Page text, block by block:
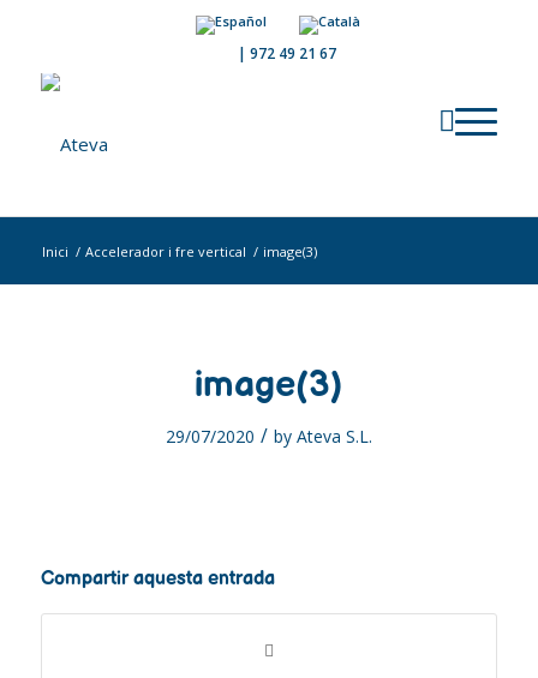
| 972 49 21 67
Inici / Accelerador i fre vertical / image(3)
image(3)
29/07/2020 / by Ateva S.L.
Compartir aquesta entrada